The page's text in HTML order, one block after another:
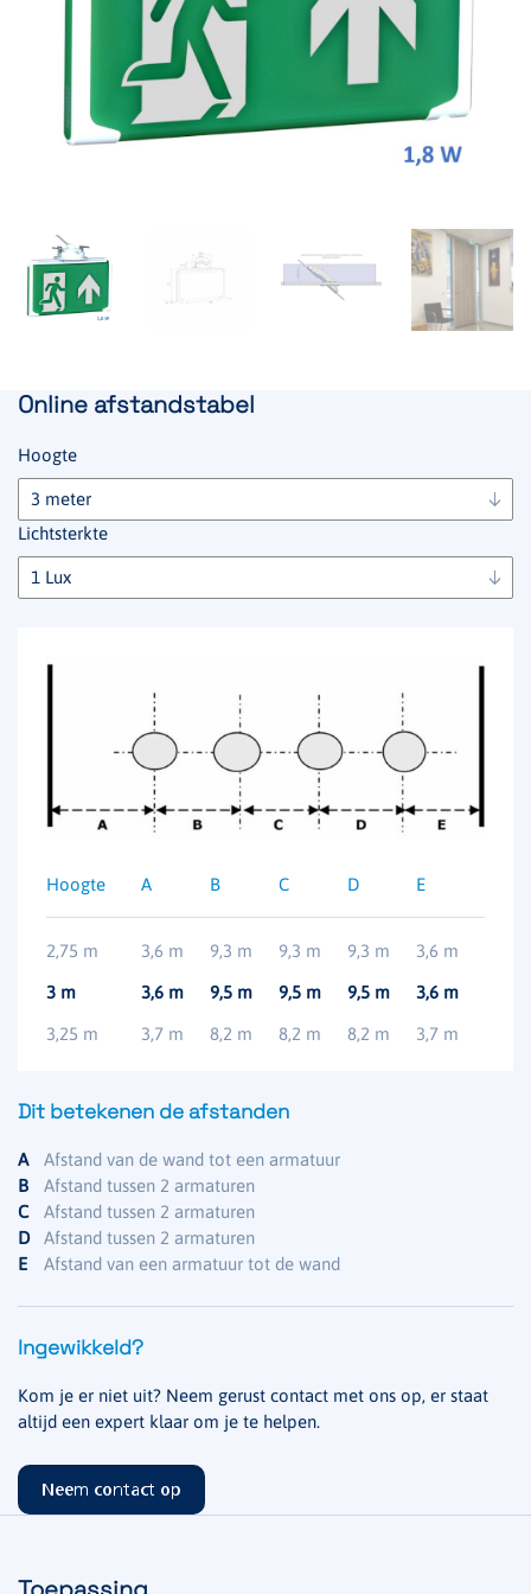
Online afstandstabel
Hoogte
Lichtsterkte
Hoogte A B C D E
2,75 m 3,6 m 9,3 m 9,3 m 9,3 m 3,6 m
3 m 3,6 m 9,5 m 9,5 m 9,5 m 3,6 m
3,25 m 3,7 m 8,2 m 8,2 m 8,2 m 3,7 m
Dit betekenen de afstanden
A
Afstand van de wand tot een armatuur
B
Afstand tussen 2 armaturen
C
Afstand tussen 2 armaturen
D
Afstand tussen 2 armaturen
E
Afstand van een armatuur tot de wand
Ingewikkeld?
Kom je er niet uit? Neem gerust contact met ons op, er staat
altijd een expert klaar om je te helpen.
Neem contact op